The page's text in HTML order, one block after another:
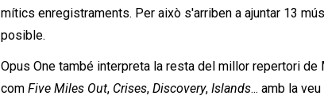
mítics enregistraments. Per això s'arriben a ajuntar 13
posible.
Opus One també interpreta la resta del millor repertori
comFive Miles Out, Crises,Discovery,Islands... amb la